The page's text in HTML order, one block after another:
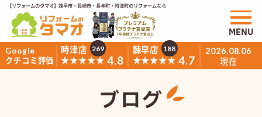
【リフォームのタマオ】諫早市・長崎市・長与町・時津町のリフォームなら
Google
クチコミ評価
時津店
★★★★★ 4.8
269
諫早店
★★★★★ 4.7
188 2026.08.06
現在
MENU
ブログ